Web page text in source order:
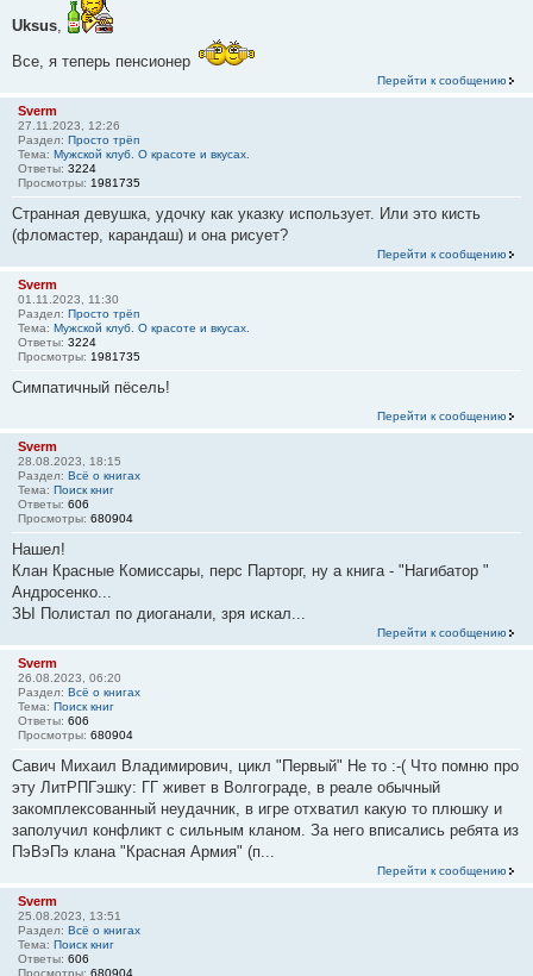
Uksus,
Все, я теперь пенсионер
Перейти к сообщению
Sverm
27.11.2023, 12:26
Раздел: Просто трёп
Тема: Мужской клуб. О красоте и вкусах.
Ответы: 3224
Просмотры: 1981735
Странная девушка, удочку как указку использует. Или это кисть
(фломастер, карандаш) и она рисует?
Перейти к сообщению
Sverm
01.11.2023, 11:30
Раздел: Просто трёп
Тема: Мужской клуб. О красоте и вкусах.
Ответы: 3224
Просмотры: 1981735
Симпатичный пёсель!
Перейти к сообщению
Sverm
28.08.2023, 18:15
Раздел: Всё о книгах
Тема: Поиск книг
Ответы: 606
Просмотры: 680904
Нашел!
Клан Красные Комиссары, перс Парторг, ну а книга - "Нагибатор "
Андросенко...
ЗЫ Полистал по диоганали, зря искал...
Перейти к сообщению
Sverm
26.08.2023, 06:20
Раздел: Всё о книгах
Тема: Поиск книг
Ответы: 606
Просмотры: 680904
Савич Михаил Владимирович, цикл "Первый" Не то :-( Что помню про
эту ЛитРПГэшку: ГГ живет в Волгограде, в реале обычный
закомплексованный неудачник, в игре отхватил какую то плюшку и
заполучил конфликт с сильным кланом. За него вписались ребята из
ПэВэПэ клана "Красная Армия" (п...
Перейти к сообщению
Sverm
25.08.2023, 13:51
Раздел: Всё о книгах
Тема: Поиск книг
Ответы: 606
Просмотры: 680904